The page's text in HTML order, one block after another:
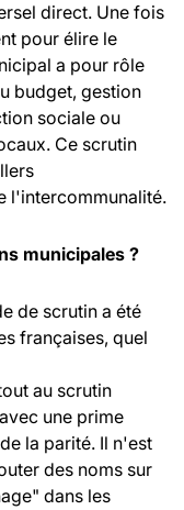
direct. Une fois
pour élire le
a pour rôle
budget, gestion
sociale ou
Ce scrutin
l'intercommunalité.
municipales ?
de scrutin a été
françaises, quel
au scrutin
une prime
la parité. Il n'est
des noms sur
dans les